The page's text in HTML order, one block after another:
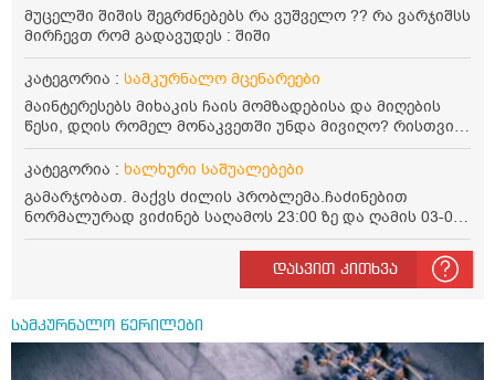
მუცელში შიშის შეგრძნებებს რა ვუშველო ?? რა ვარჯიშსს
მირჩევთ რომ გადავუდეს : შიში
კატეგორია : სამკურნალო მცენარეები
მაინტერესებს მიხაკის ჩაის მომზადებისა და მიღების
წესი, დღის რომელ მონაკვეთში უნდა მივიღო? რისთვის
არის სასარგებლო და უკუჩვენება თუ აქვს
კატეგორია : ხალხური საშუალებები
გამარჯობათ. მაქვს ძილის პრობლემა.ჩაძინებით
ნორმალურად ვიძინებ საღამოს 23:00 ზე და ღამის 03-00
ან 04:00 საათზე მეღვიძება და მერე ვერ ვიძინებ
ვერაფრით.რამე ხალხური საშუალება თუ არის ამ
დასვით კითხვა
სამკურნალო წერილები